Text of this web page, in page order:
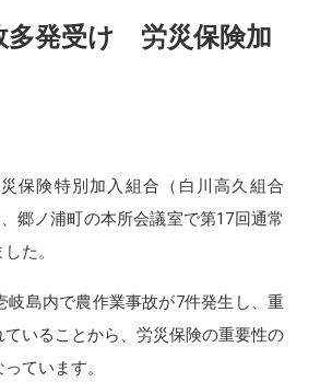
多発受け 労災保険加
保険特別加入組合（白川高久組合
郷ノ浦町の本所会議室で第17回通常
た。
島内で農作業事故が7件発生し、重
ていることから、労災保険の重要性の
ています。